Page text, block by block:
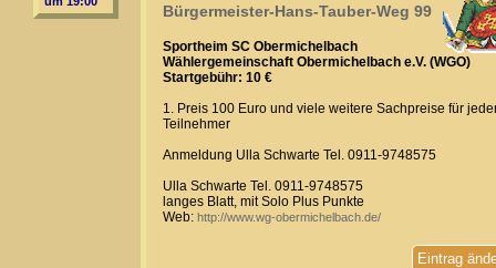
Bürgermeister-Hans-Tauber-Weg 99
Sportheim SC Obermichelbach
Wählergemeinschaft Obermichelbach e.V. (WGO)
Startgebühr: 10 €
1. Preis 100 Euro und viele weitere Sachpreise für
Teilnehmer
Anmeldung Ulla Schwarte Tel. 0911-9748575
Ulla Schwarte Tel. 0911-9748575
langes Blatt, mit Solo Plus Punkte
Web: http://www.wg-obermichelbach.de/
Eintrag